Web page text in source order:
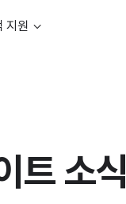
지원
트 소식